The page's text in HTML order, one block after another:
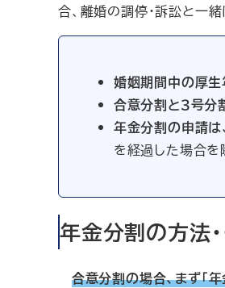
合、離婚の調停・訴訟と一
婚姻期間中の厚生
合意分割と３号分
年金分割の申請は
を経過した場合を
年金分割の方法
合意分割の場合、まず「